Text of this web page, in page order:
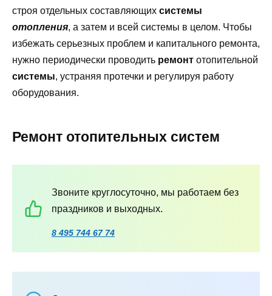
строя отдельных составляющих системы
отопления, а затем и всей системы в целом. Чтобы
избежать серьезных проблем и капитального ремонта,
нужно периодически проводить ремонт отопительной
системы, устраняя протечки и регулируя работу
оборудования.
Ремонт отопительных систем
Звоните круглосуточно, мы работаем без
праздников и выходных.
8 495 744 67 74